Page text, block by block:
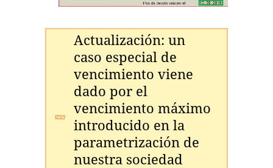
Actualización: un
caso especial de
vencimiento viene
dado por el
vencimiento máximo
introducido en la
parametrización de
nuestra sociedad